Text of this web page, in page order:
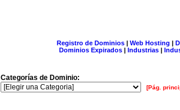
Registro de Dominios| Web Hosting |
Dominios Expirados | Industrias |
Categorías de Dominio:
[Pág.